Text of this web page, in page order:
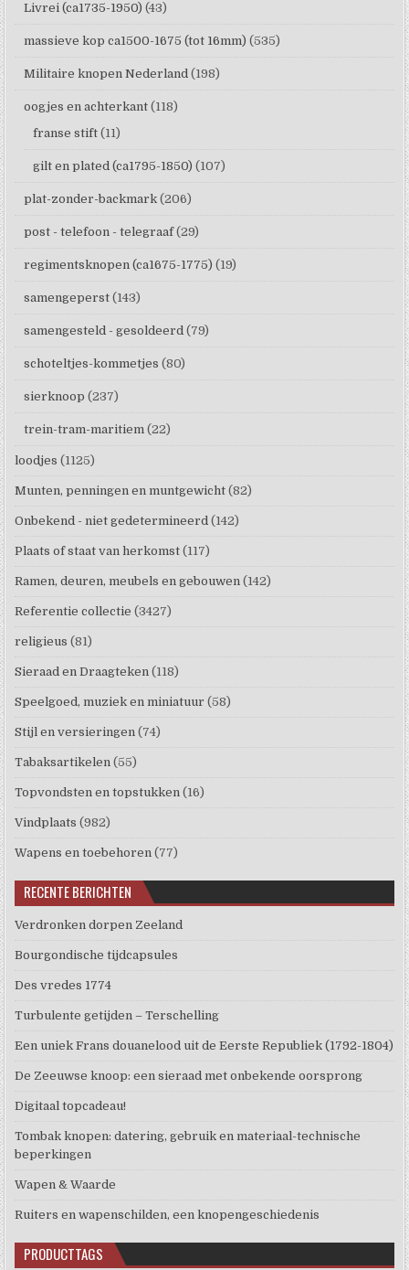
Livrei (ca1735-1950) (43)
massieve kop ca1500-1675 (tot 16mm) (535)
Militaire knopen Nederland (198)
oogjes en achterkant (118)
franse stift (11)
gilt en plated (ca1795-1850) (107)
plat-zonder-backmark (206)
post - telefoon - telegraaf (29)
regimentsknopen (ca1675-1775) (19)
samengeperst (143)
samengesteld - gesoldeerd (79)
schoteltjes-kommetjes (80)
sierknoop (237)
trein-tram-maritiem (22)
loodjes (1125)
Munten, penningen en muntgewicht (82)
Onbekend - niet gedetermineerd (142)
Plaats of staat van herkomst (117)
Ramen, deuren, meubels en gebouwen (142)
Referentie collectie (3427)
religieus (81)
Sieraad en Draagteken (118)
Speelgoed, muziek en miniatuur (58)
Stijl en versieringen (74)
Tabaksartikelen (55)
Topvondsten en topstukken (16)
Vindplaats (982)
Wapens en toebehoren (77)
RECENTE BERICHTEN
Verdronken dorpen Zeeland
Bourgondische tijdcapsules
Des vredes 1774
Turbulente getijden – Terschelling
Een uniek Frans douanelood uit de Eerste Republiek (1792-1804)
De Zeeuwse knoop: een sieraad met onbekende oorsprong
Digitaal topcadeau!
Tombak knopen: datering, gebruik en materiaal-technische
beperkingen
Wapen & Waarde
Ruiters en wapenschilden, een knopengeschiedenis
PRODUCTTAGS